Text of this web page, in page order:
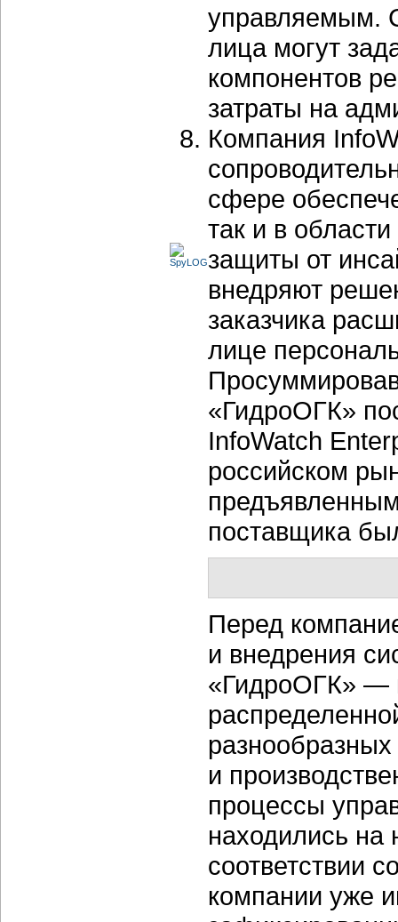
управляемым.
лица могут
компонентов
затраты на
Компания
сфере
так и в
защиты от
внедряют
заказчика
лице
«ГидроОГК»
InfoWatch
российском
поставщика
Перед
и внедрения
«ГидроОГК» —
и
процессы
находились на
соответствии
компании уже